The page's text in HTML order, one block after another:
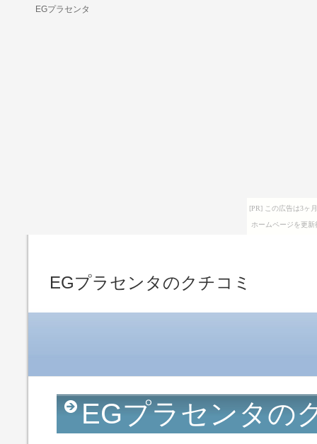
[PR] この広告は3ヶ
ホームページを更
EGプラセンタ
EGプラセンタのクチコミ
EGプラセンタの